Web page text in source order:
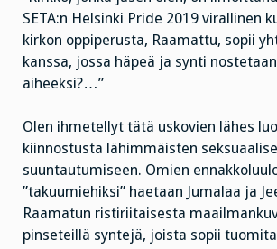
SETA:n Helsinki Pride 2019 virallinen
kirkon oppiperusta, Raamattu, sopii
kanssa, jossa häpeä ja synti
aiheeksi?…”
Olen ihmetellyt tätä uskovien lähes
kiinnostusta lähimmäisten
suuntautumiseen. Omien
”takuumiehiksi” haetaan Jumalaa ja
Raamatun ristiriitaisesta
pinseteillä syntejä, joista sopii